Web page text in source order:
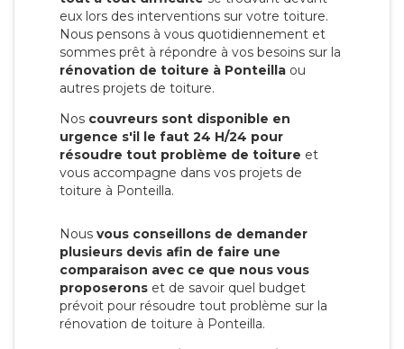
eux lors des interventions sur votre toiture.
Nous pensons à vous quotidiennement et
sommes prêt à répondre à vos besoins sur la
rénovation de toiture à Ponteilla ou
autres projets de toiture.
Nos couvreurs sont disponible en
urgence s'il le faut 24 H/24 pour
résoudre tout problème de toiture et
vous accompagne dans vos projets de
toiture à Ponteilla.
Nous vous conseillons de demander
plusieurs devis afin de faire une
comparaison avec ce que nous vous
proposerons et de savoir quel budget
prévoit pour résoudre tout problème sur la
rénovation de toiture à Ponteilla.